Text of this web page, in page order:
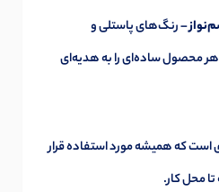
– رنگ‌های پاستلی و
محصول ساده‌ای را به هدیه‌ای
است که همیشه مورد استفاده قرار
محل کار.